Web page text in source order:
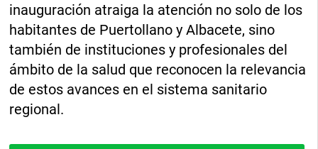
inauguración atraiga la atención no solo de los
habitantes de Puertollano y Albacete, sino
también de instituciones y profesionales del
ámbito de la salud que reconocen la relevancia
de estos avances en el sistema sanitario
regional.